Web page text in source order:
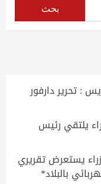
: تحرير دارفور
يلتقي رئيس
يستعرض تقريري
بالبلاد*